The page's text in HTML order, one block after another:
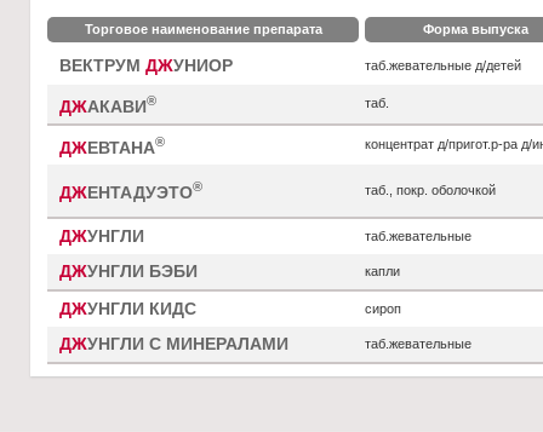
Торговое наименование препарата Форма выпуска
ВЕКТРУМ ДЖУНИОР таб.жевательные д/детей
ДЖАКАВИ® таб.
ДЖЕВТАНА® концентрат д/пригот.р-ра д/
ДЖЕНТАДУЭТО® таб., покр. оболочкой
ДЖУНГЛИ таб.жевательные
ДЖУНГЛИ БЭБИ капли
ДЖУНГЛИ КИДС сироп
ДЖУНГЛИ С МИНЕРАЛАМИ таб.жевательные